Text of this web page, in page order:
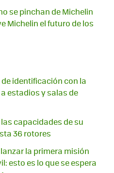
se pinchan de Michelin
Michelin el futuro de los
identificación con la
estadios y salas de
capacidades de su
36 rotores
la primera misión
esto es lo que se espera